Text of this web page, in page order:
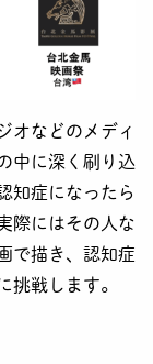
オなどのメディ
中に深く刷り込
知症になったら
際にはその人な
で描き、認知症
戦します。